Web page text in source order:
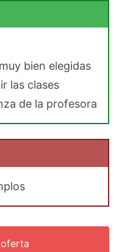
bien elegidas
las clases
de la profesora